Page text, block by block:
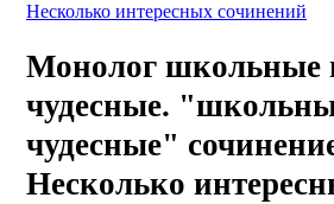
Несколько интересных сочинений
Монолог школьные
чудесные.
чудесные"
Несколько